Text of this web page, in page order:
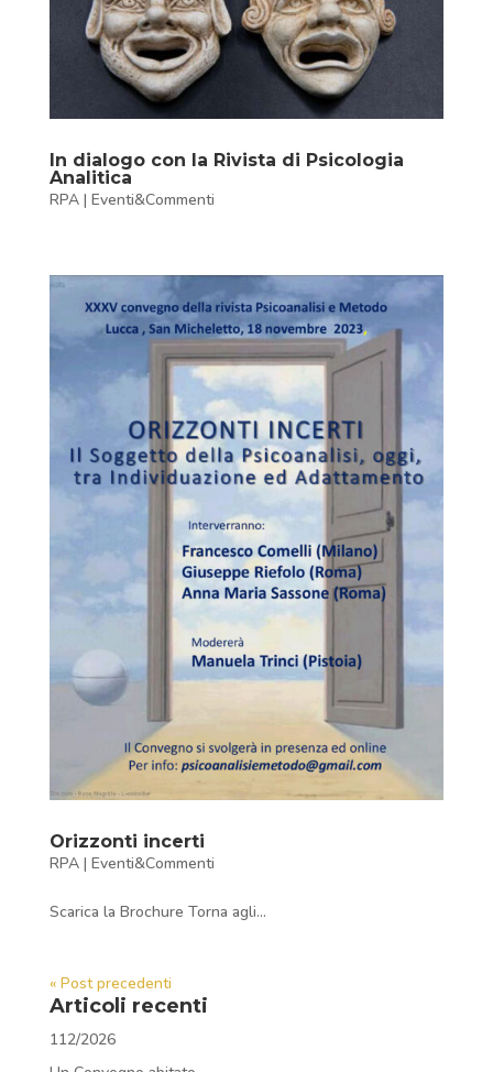
In dialogo con la Rivista di Psicologia
Analitica
RPA| Eventi&Commenti
Orizzonti incerti
RPA| Eventi&Commenti
Scarica la Brochure Torna agli...
« Post precedenti
Articoli recenti
112/2026